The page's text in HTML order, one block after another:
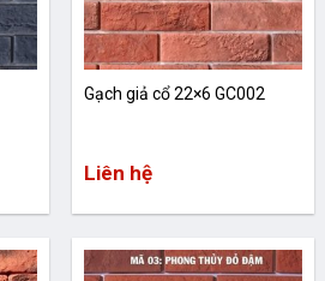
Gạch giả cổ 22×6 GC002
Liên hệ